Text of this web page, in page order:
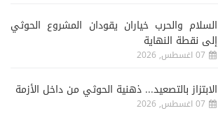
السلام والحرب خياران يقودان المشروع الحوثي
إلى نقطة النهاية
07 اغسطس, 2026
الابتزاز بالتصعيد... ذهنية الحوثي من داخل الأزمة
07 اغسطس, 2026